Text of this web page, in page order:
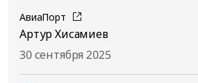
АвиаПорт
Артур Хисамиев
30 сентября 2025